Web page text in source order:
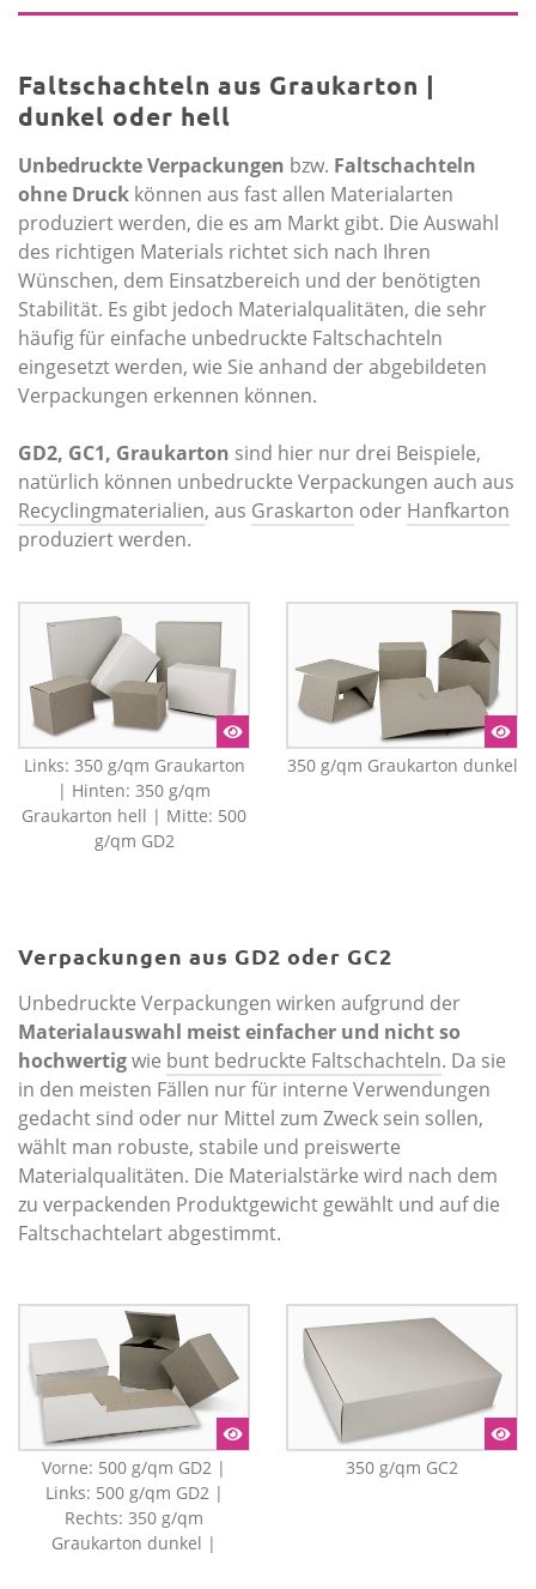
Faltschachteln aus Graukarton |
dunkel oder hell
Unbedruckte Verpackungen bzw. Faltschachteln
ohne Druck können aus fast allen Materialarten
produziert werden, die es am Markt gibt. Die Auswahl
des richtigen Materials richtet sich nach Ihren
Wünschen, dem Ein­satzbereich und der benötigten
Stabilität. Es gibt jedoch Materialqualitäten, die sehr
häufig für einfache unbedruckte Faltschachteln
eingesetzt werden, wie Sie anhand der abgebildeten
Verpackungen erkennen können.
GD2, GC1, Graukarton sind hier nur drei Beispiele,
natürlich können unbedruckte Verpackungen auch aus
Recyclingmaterialien, aus Graskarton oder Hanfkarton
produziert werden.
Links: 350 g/qm Graukarton
| Hinten: 350 g/qm
Graukarton hell | Mitte: 500
g/qm GD2
350 g/qm Graukarton dunkel
Verpackungen aus GD2 oder GC2
Unbedruckte Verpackungen wirken aufgrund der
Materialauswahl meist einfacher und nicht so
hochwertigwie bunt bedruckte Faltschachteln. Da sie
in den meisten Fällen nur für interne Verwendungen
gedacht sind oder nur Mittel zum Zweck sein sollen,
wählt man robuste, stabile und preiswerte
Materialqualitäten. Die Materialstärke wird nach dem
zu verpackenden Produktgewicht gewählt und auf die
Faltschachtelart abgestimmt.
Vorne: 500 g/qm GD2 |
Links: 500 g/qm GD2 |
Rechts: 350 g/qm
Graukarton dunkel |
350 g/qm GC2